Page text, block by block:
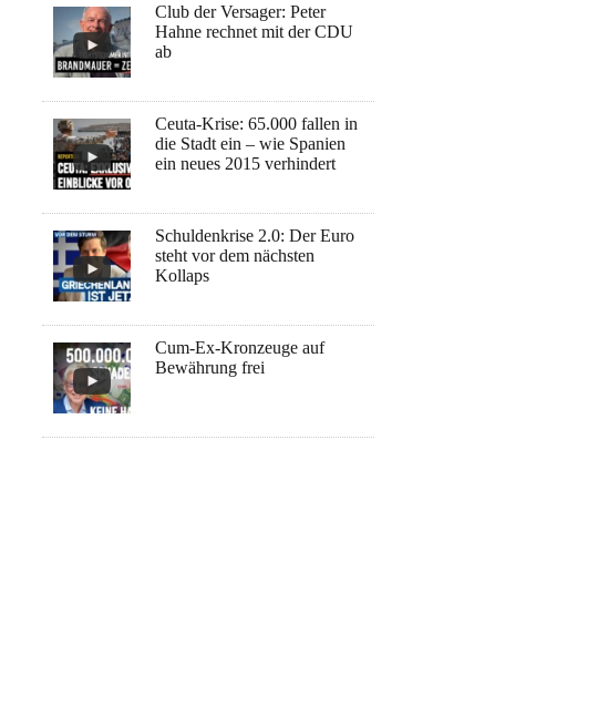
Club der Versager: Peter
Hahne rechnet mit der CDU
ab
Ceuta-Krise: 65.000 fallen in
die Stadt ein – wie Spanien
ein neues 2015 verhindert
Schuldenkrise 2.0: Der Euro
steht vor dem nächsten
Kollaps
Cum-Ex-Kronzeuge auf
Bewährung frei